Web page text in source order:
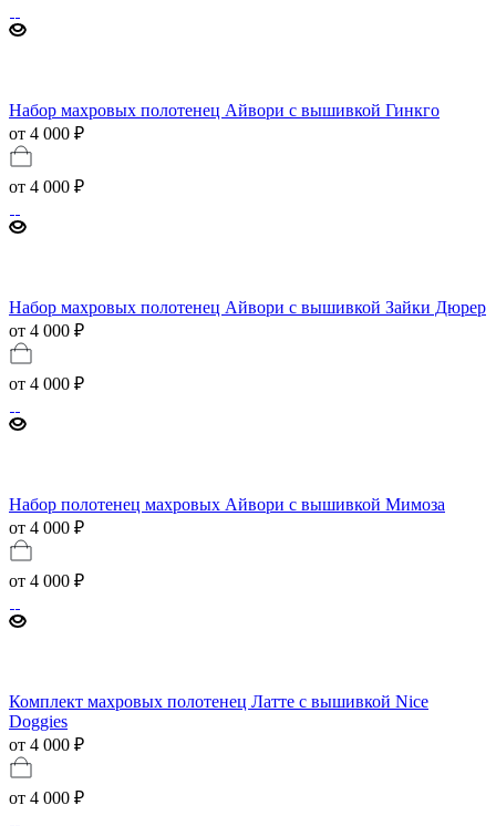
Набор махровых полотенец Айвори с вышивкой Гинкго
от 4 000 ₽
от 4 000 ₽
Набор махровых полотенец Айвори с вышивкой Зайки Дюрер
от 4 000 ₽
от 4 000 ₽
Набор полотенец махровых Айвори с вышивкой Мимоза
от 4 000 ₽
от 4 000 ₽
Комплект махровых полотенец Латте с вышивкой Nice
Doggies
от 4 000 ₽
от 4 000 ₽